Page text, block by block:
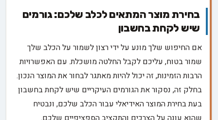
בחירת מוצר המתאים לכלב שלכם: גורמים
שיש לקחת בחשבון
אם החיפוש שלך מונע על ידי רצון לשמור על הכלב שלך
שמור בטוח, עליכם לקבל החלטה מושכלת. עם האפשרויות
הרבות הזמינות, זה יכול להיות מאתגר לבחור את המוצר הנכון.
בחלק זה, נסקור את הגורמים העיקריים שיש לקחת בחשבון
בעת בחירת המוצר האידיאלי עבור הכלב שלכם, ונבטיח